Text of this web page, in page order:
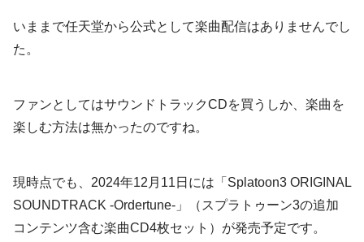
いままで任天堂から公式として楽曲配信はありませんでし
た。
ファンとしてはサウンドトラックCDを買うしか、楽曲を
楽しむ方法は無かったのですね。
現時点でも、2024年12月11日には「Splatoon3 ORIGINAL
SOUNDTRACK -Ordertune-」（スプラトゥーン3の追加
コンテンツ含む楽曲CD4枚セット）が発売予定です。